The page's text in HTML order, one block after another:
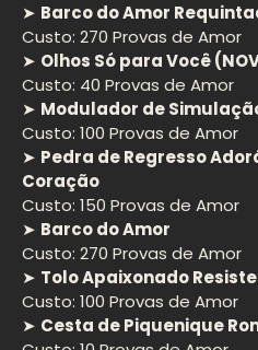
➤ Barco do Amor
Custo: 270 Provas de Amor
➤ Olhos Só para Você
Custo: 40 Provas de Amor
➤ Modulador de
Custo: 100 Provas de Amor
➤ Pedra de Regresso
Coração
Custo: 150 Provas de Amor
➤ Barco do Amor
Custo: 270 Provas de Amor
➤ Tolo Apaixonado
Custo: 100 Provas de Amor
➤ Cesta de Piquenique